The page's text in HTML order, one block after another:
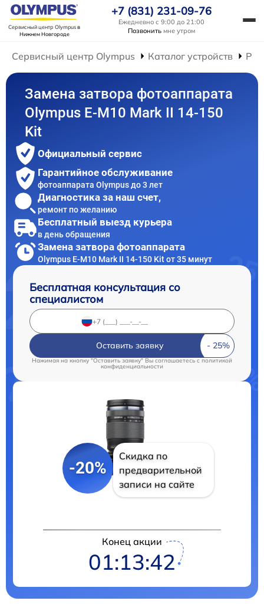
Сервисный центр Olympusв
Нижнем Новгороде
+7 (831) 231-09-76
Ежедневно с 9:00 до 21:00
Позвонить мне утром
Сервисный центр Olympus Каталог устройств
Замена затвора фотоаппарата
Olympus E‑M10 Mark II 14-150
Kit
Официальный сервис
Гарантийное обслуживание
фотоаппарата Olympus до 3 лет
Диагностика за наш счет,
ремонт по желанию
Бесплатный выезд курьера
в день обращения
Замена затвора фотоаппарата
Olympus E‑M10 Mark II 14-150 Kit от 35 минут
Бесплатная консультация со
специалистом
Оставить заявку
Нажимая на кнопку "Оставить заявку" Вы соглашаетесь c политикой
конфиденциальности
-20%
Скидка по
предварительной
записи на сайте
Конец акции
01:13:41